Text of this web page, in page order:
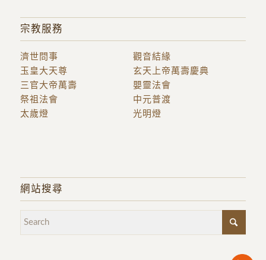
宗教服務
濟世問事
觀音結緣
玉皇大天尊
三官大帝萬壽
玄天上帝萬壽慶典
嬰靈法會
祭祖法會
中元普渡
太歲燈
光明燈
網站搜尋